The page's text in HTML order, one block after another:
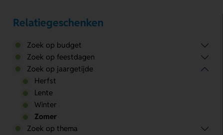
Relatiegeschenken
Zoek op budget
Zoek op feestdagen
Zoek op jaargetijde
Herfst
Lente
Winter
Zomer
Zoek op thema